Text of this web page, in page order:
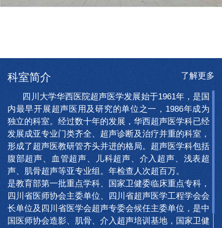
科室简介 了解更多
四川大学华西医院超声医学发展始于1961年，是国
内最早开展超声医用及研究的单位之一，1986年成为
独立的科室。经过数十年的发展，华西超声医学科已经
发展成亚专业门类齐全、超声诊断及治疗并重的科室，
形成了超声医教研管齐头并进的格局。超声医学科包括
腹部超声、血管超声、儿科超声、介入超声、浅表超
声、肌骨超声等亚专业组。年检查人次超百万。
是教育部第一批重点学科、国家卫健委临床重点专科，
四川省医师协会主委单位、四川省超声医学工程学会会
长单位及四川省医学会超声专委会候任主委单位，是中
国医师协会造影、肌骨、介入超声培训基地，国家卫健